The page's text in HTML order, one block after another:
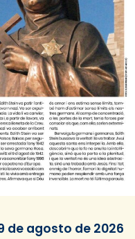
de agosto de 2026